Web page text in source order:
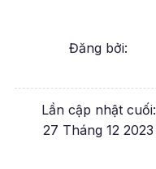
Đăng bởi:
Lần cập nhật cuối:
27 Tháng 12 2023